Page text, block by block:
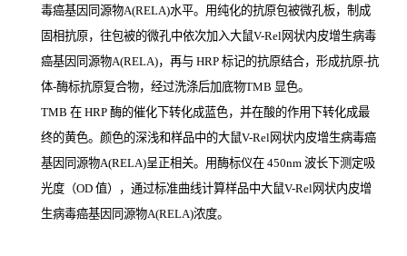
毒癌基因同源物A(RELA)水平。用纯化的抗原包被微孔板，制成
固相抗原，往包被的微孔中依次加入大鼠V-Rel网状内皮增生病毒
癌基因同源物A(RELA)，再与 HRP 标记的抗原结合，形成抗原-抗
体-酶标抗原复合物，经过洗涤后加底物TMB 显色。
TMB 在 HRP 酶的催化下转化成蓝色，并在酸的作用下转化成最
终的黄色。颜色的深浅和样品中的大鼠V-Rel网状内皮增生病毒癌
基因同源物A(RELA)呈正相关。用酶标仪在 450nm 波长下测定吸
光度（OD 值），通过标准曲线计算样品中大鼠V-Rel网状内皮增
生病毒癌基因同源物A(RELA)浓度。